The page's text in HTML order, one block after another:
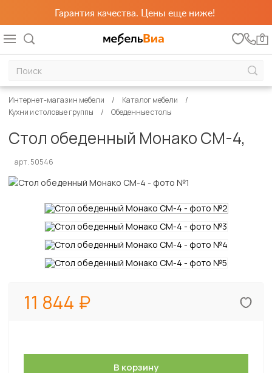
Гарантия качества. Цены еще ниже!
0
Интернет-магазин мебели
Каталог мебели
Кухни и столовые группы
Обеденные столы
Стол обеденный Монако СМ-4,
арт. 50546
11 844